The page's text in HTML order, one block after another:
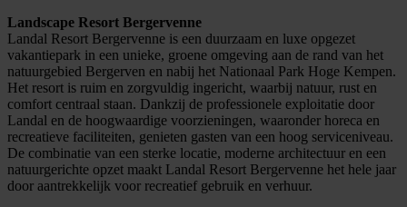
Landscape Resort Bergervenne
Landal Resort Bergervenne is een duurzaam en luxe opgezet
vakantiepark in een unieke, groene omgeving aan de rand van het
natuurgebied Bergerven en nabij het Nationaal Park Hoge Kempen.
Het resort is ruim en zorgvuldig ingericht, waarbij natuur, rust en
comfort centraal staan. Dankzij de professionele exploitatie door
Landal en de hoogwaardige voorzieningen, waaronder horeca en
recreatieve faciliteiten, genieten gasten van een hoog serviceniveau.
De combinatie van een sterke locatie, moderne architectuur en een
natuurgerichte opzet maakt Landal Resort Bergervenne het hele jaar
door aantrekkelijk voor recreatief gebruik en verhuur.